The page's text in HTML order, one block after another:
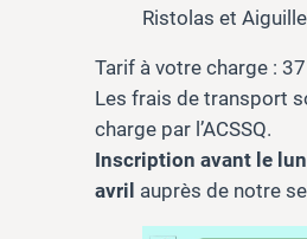
Ristolas et
Tarif à votre charge :
Les frais de transport
charge par l’ACSSQ.
Inscription avant le
avril auprès de notre